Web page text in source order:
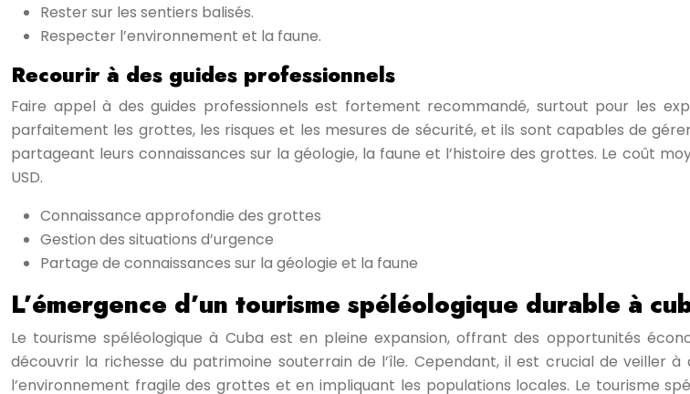
Rester sur les sentiers balisés.
Respecter l’environnement et la faune.
Recourir à des guides professionnels
Faire appel à des guides professionnels est fortement recommandé, surtout pour les
parfaitement les grottes, les risques et les mesures de sécurité, et ils sont capables de
partageant leurs connaissances sur la géologie, la faune et l’histoire des grottes. Le coût
USD.
Connaissance approfondie des grottes
Gestion des situations d’urgence
Partage de connaissances sur la géologie et la faune
L’émergence d’un tourisme spéléologique durable à
Le tourisme spéléologique à Cuba est en pleine expansion, offrant des opportunités
découvrir la richesse du patrimoine souterrain de l’île. Cependant, il est crucial de veiller
l’environnement fragile des grottes et en impliquant les populations locales. Le tourisme